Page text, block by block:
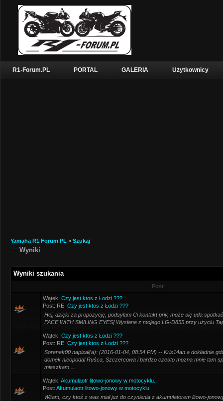
R1-Forum.PL PORTAL GALERIA Użytkownicy
Yamaha R1 Forum PL » Szukaj
Wyniki
Wyniki szukania
Post
Wątek: Czy jest ktos z Łodzi ???
Post: RE: Czy jest ktos z Łodzi ???
Hej, dzięki za propozycję, podsyłam Ci kontakt priv, może się uda
FACE WITH SMILING EYES] Wysłane z mojego LG-D855 przy użyciu
Wątek: Czy jest ktos z Łodzi ???
Post: RE: Czy jest ktos z Łodzi ???
Sorenek00 napisał(a): (2016-01-04, 08:54 PM) -- Kris14an a dokładnie
domek nieopodal Ruśca, Szczercowa i bardzo czesto mozna mnie tam
mieszkam ...
Wątek: Akumulaotr litowo-jonowy w motocyklu.
Post: Akumulaotr litowo-jonowy w motocyklu.
Witam, czy ktoś z was miał już do czynienia z akumulatorem litowo-